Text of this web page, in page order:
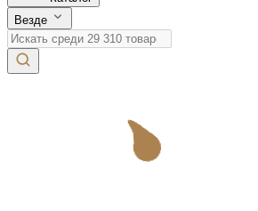
Везде